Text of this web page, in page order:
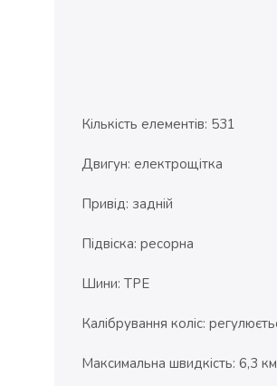
Кількість елементів: 531
Двигун: електрощітка
Привід: задній
Підвіска: ресорна
Шини: TPE
Калібрування коліс:
Максимальна швидкість: 6,3